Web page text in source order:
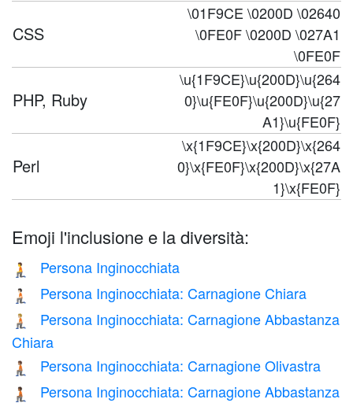
CSS
\01F9CE \0200D \02640
\0FE0F \0200D \027A1
\0FE0F
PHP, Ruby
\u{1F9CE}\u{200D}\u{264
0}\u{FE0F}\u{200D}\u{27
A1}\u{FE0F}
Perl
\x{1F9CE}\x{200D}\x{264
0}\x{FE0F}\x{200D}\x{27A
1}\x{FE0F}
Emoji l'inclusione e la diversità:
🧎 Persona Inginocchiata
🧎🏻 Persona Inginocchiata: Carnagione Chiara
🧎🏼
Persona Inginocchiata: Carnagione Abbastanza
Chiara
🧎🏽 Persona Inginocchiata: Carnagione Olivastra
🧎🏾
Persona Inginocchiata: Carnagione Abbastanza